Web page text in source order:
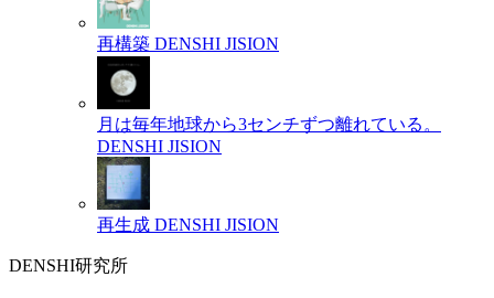
再構築 DENSHI JISION
月は毎年地球から3センチずつ離れている。
DENSHI JISION
再生成 DENSHI JISION
DENSHI研究所